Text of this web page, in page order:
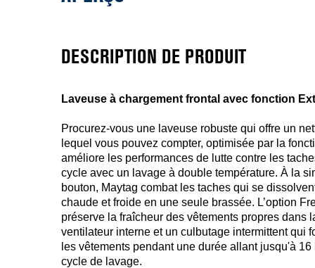
DESCRIPTION DE PRODUIT
Laveuse à chargement frontal avec fonction
Procurez-vous une laveuse robuste qui offre un
lequel vous pouvez compter, optimisée par la
améliore les performances de lutte contre les
cycle avec un lavage à double température. À la
bouton, Maytag combat les taches qui se
chaude et froide en une seule brassée. L’option
préserve la fraîcheur des vêtements propres dans
ventilateur interne et un culbutage intermittent qui
les vêtements pendant une durée allant jusqu'à
cycle de lavage.